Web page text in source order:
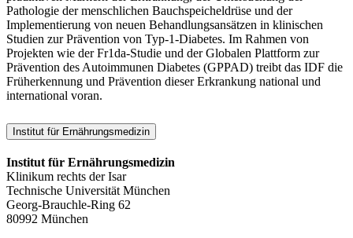
Pathologie der menschlichen Bauchspeicheldrüse und der
Implementierung von neuen Behandlungsansätzen in klinischen
Studien zur Prävention von Typ-1-Diabetes. Im Rahmen von
Projekten wie der Fr1da-Studie und der Globalen Plattform zur
Prävention des Autoimmunen Diabetes (GPPAD) treibt das IDF die
Früherkennung und Prävention dieser Erkrankung national und
international voran.
Institut für Ernährungsmedizin
Institut für Ernährungsmedizin
Klinikum rechts der Isar
Technische Universität München
Georg-Brauchle-Ring 62
80992 München